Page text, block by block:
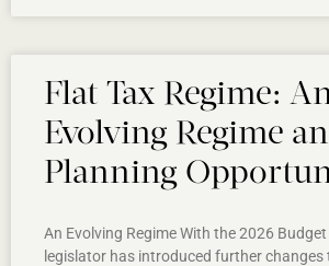
Flat Tax Regime:
Evolving Regime
Planning
An Evolving Regime With the 2026
legislator has introduced further changes